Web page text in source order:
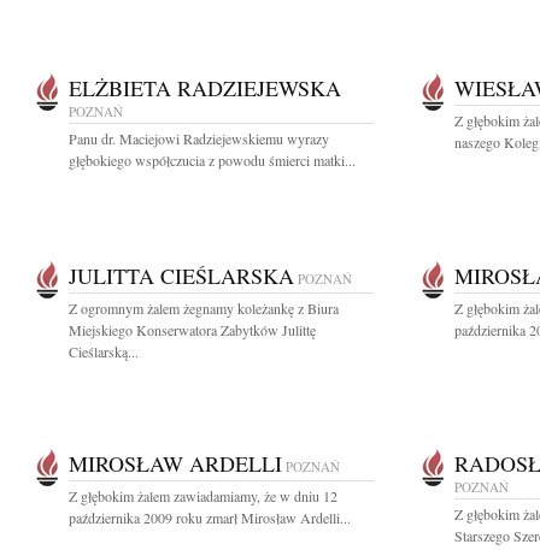
ELŻBIETA RADZIEJEWSKA
POZNAŃ
Panu dr. Maciejowi Radziejewskiemu wyrazy
głębokiego współczucia z powodu śmierci matki...
Z głębokim
naszego
JULITTA CIEŚLARSKA POZNAŃ
Z ogromnym żalem żegnamy koleżankę z Biura
Miejskiego Konserwatora Zabytków Julittę
Cieślarską...
Z głębokim
października
MIROSŁAW ARDELLI POZNAŃ
Z głębokim żalem zawiadamiamy, że w dniu 12
października 2009 roku zmarł Mirosław Ardelli...
POZNAŃ
Z głębokim
Starszego